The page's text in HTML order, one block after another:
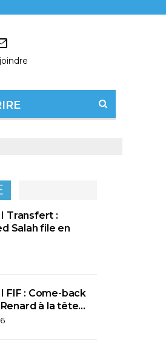
Transfert :
Salah file en
FIF : Come-back
Renard à la tête…